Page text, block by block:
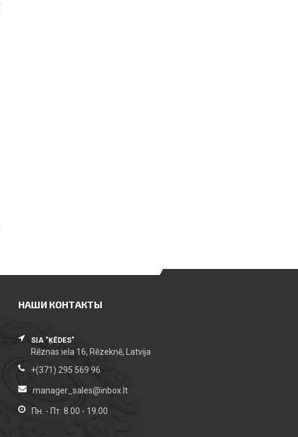
НАШИ КОНТАКТЫ
SIA "ĶĒDES"
Rēznas iela 16, Rēzeknē, Latvija
+(371) 295 569 96
manager_sales@inbox.lt
Пн. - Пт. 8.00 - 19.00